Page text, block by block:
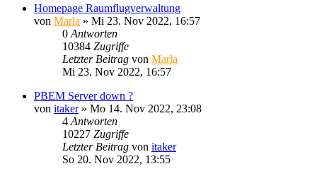
Homepage Raumflugverwaltung
von Marla » Mi 23. Nov 2022, 16:57
0 Antworten
10384 Zugriffe
Letzter Beitrag von Marla
Mi 23. Nov 2022, 16:57
PBEM Server down ?
von itaker» Mo 14. Nov 2022, 23:08
4 Antworten
10227 Zugriffe
Letzter Beitrag von itaker
So 20. Nov 2022, 13:55